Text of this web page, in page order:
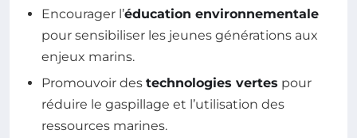
Encourager l’éducation environnementale
pour sensibiliser les jeunes générations aux
enjeux marins.
Promouvoir des technologies vertes pour
réduire le gaspillage et l’utilisation des
ressources marines.